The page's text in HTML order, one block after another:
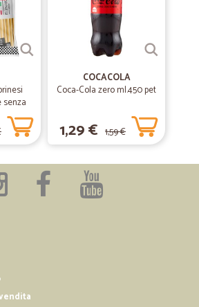
10/10/2020
G.
17/09/2019
Caterina M.
sono trovata benissimo...Mai più bibite
senza
gr.450
COCACOLA
Coca-Cola zero ml.450 pet
1,29 € 1,59 €